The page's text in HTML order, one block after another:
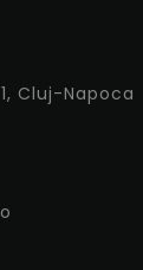
Cluj-Napoca